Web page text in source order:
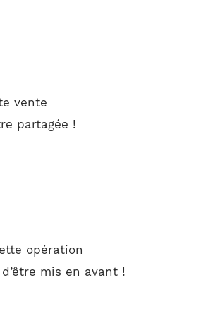
vente
partagée !
opération
mis en avant !